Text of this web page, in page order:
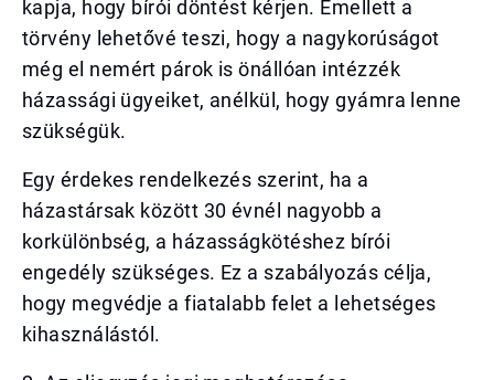
kapja, hogy bírói döntést kérjen. Emellett a
törvény lehetővé teszi, hogy a nagykorúságot
még el nemért párok is önállóan intézzék
házassági ügyeiket, anélkül, hogy gyámra lenne
szükségük.
Egy érdekes rendelkezés szerint, ha a
házastársak között 30 évnél nagyobb a
korkülönbség, a házasságkötéshez bírói
engedély szükséges. Ez a szabályozás célja,
hogy megvédje a fiatalabb felet a lehetséges
kihasználástól.